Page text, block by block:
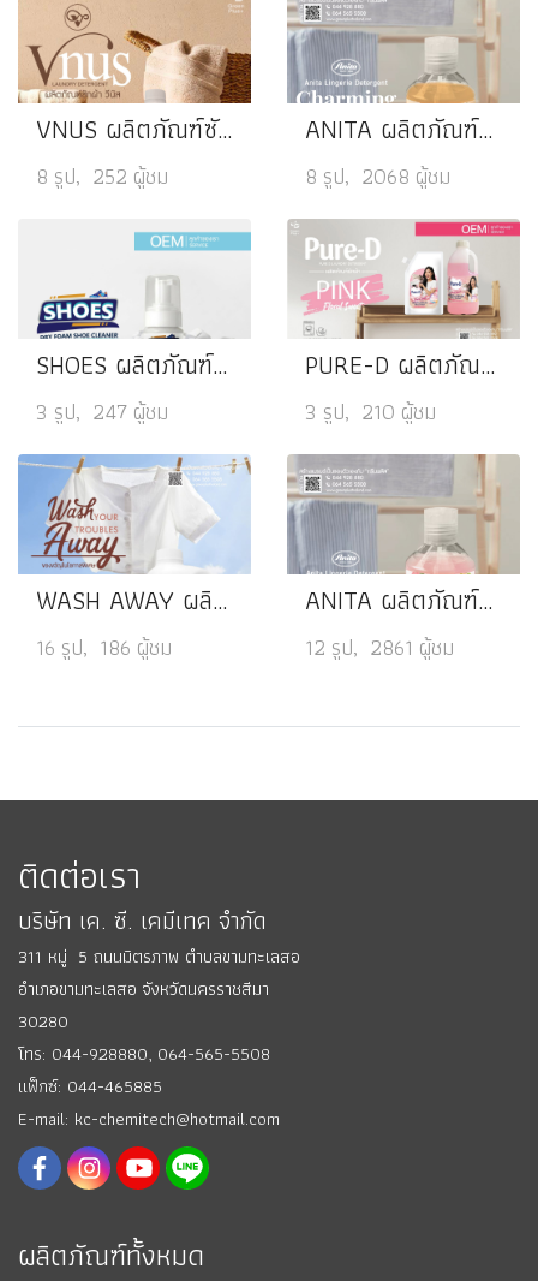
VNUS ผลิตภัณฑ์ซักผ้า
8 รูป, 252 ผู้ชม
ANITA ผลิตภัณฑ์ซักชุดชั้นใน Charming Sunday
8 รูป, 2068 ผู้ชม
SHOES ผลิตภัณฑ์โฟมซักรองเท้า
3 รูป, 247 ผู้ชม
PURE-D ผลิตภัณฑ์ซักผ้า
3 รูป, 210 ผู้ชม
WASH AWAY ผลิตภัณฑ์ซักผ้า
16 รูป, 186 ผู้ชม
ANITA ผลิตภัณฑ์ซักชุดชั้นใน How Sweet
12 รูป, 2861 ผู้ชม
ติดต่อเรา
บริษัท เค. ซี. เคมีเทค จำกัด
311 หมู่ 5 ถนนมิตรภาพ ตำบลขามทะเลสอ
อำเภอขามทะเลสอ จังหวัดนครราชสีมา
30280
โทร: 044-928880, 064-565-5508
แฟ็กซ์: 044-465885
E-mail: kc-chemitech@hotmail.com
ผลิตภัณฑ์ทั้งหมด